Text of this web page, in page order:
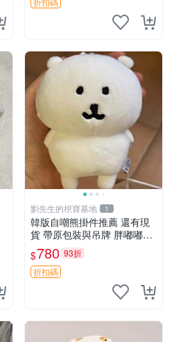
劉先生的挖寶基地 1
韓版自嘲熊掛件推薦 還有現
貨 帶原包裝與吊牌 胖嘟嘟超
可愛 毛絨手感佳 小熊掛件 自
嘲抱枕 小熊抱枕
$780 93折
折扣碼